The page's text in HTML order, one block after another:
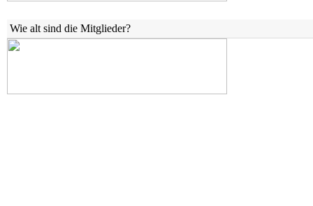
Wie alt sind die Mitglieder?